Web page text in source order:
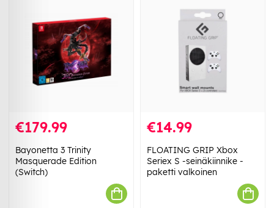
€179.99
Bayonetta 3 Trinity
Masquerade Edition
(Switch)
€14.99
FLOATING GRIP Xbox
Seriex S -seinäkiinnike -
paketti valkoinen